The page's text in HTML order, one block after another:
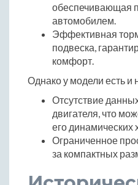
обеспечивающая
автомобилем.
Эффективная
подвеска,
комфорт.
Однако у модели есть и
Отсутствие
двигателя, что
его динамических
Ограниченное
за компактных